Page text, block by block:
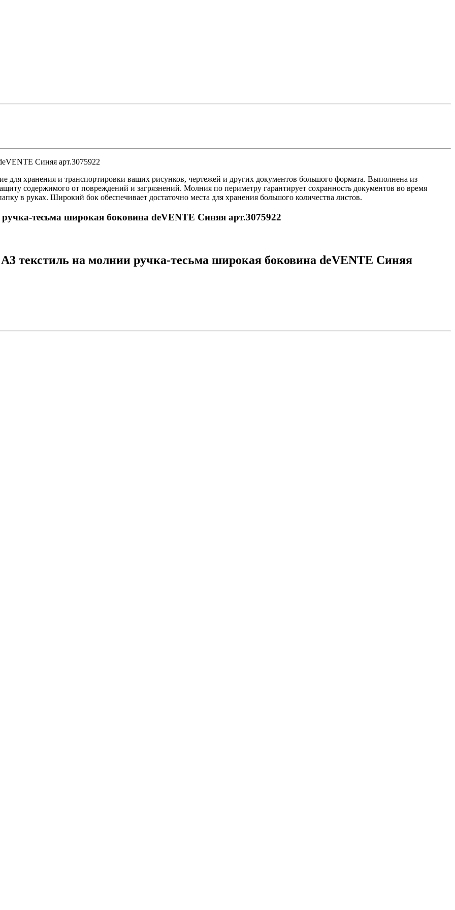
Синяя арт.3075922
для хранения и транспортировки ваших рисунков, чертежей и других документов большого формата. Выполнена из
содержимого от повреждений и загрязнений. Молния по периметру гарантирует сохранность документов во время
в руках. Широкий бок обеспечивает достаточно места для хранения большого количества листов.
тесьма широкая боковина deVENTE Синяя арт.3075922
текстиль на молнии ручка-тесьма широкая боковина deVENTE Синяя